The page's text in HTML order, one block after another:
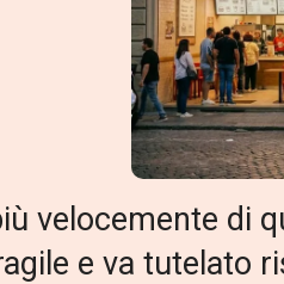
velocemente di
e va tutelato